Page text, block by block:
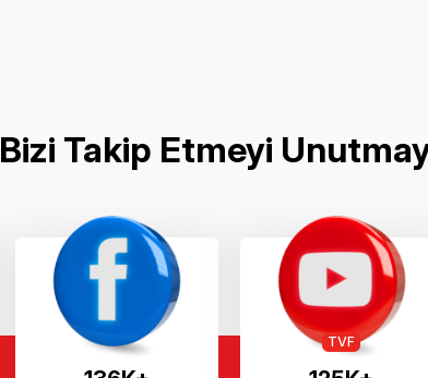
Bizi Takip Etmeyi
TVF